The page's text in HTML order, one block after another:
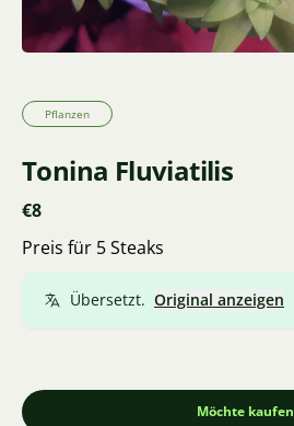
Pflanzen
Tonina Fluviatilis
€8
Preis für 5 Steaks
Übersetzt. Original anzeigen
Möchte kaufen